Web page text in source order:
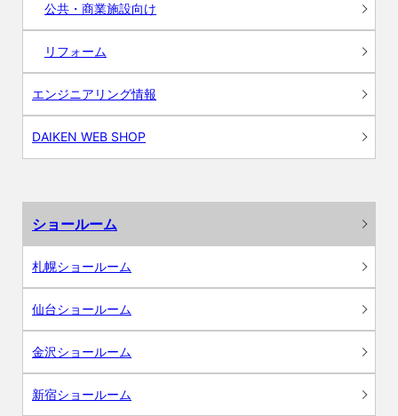
公共・商業施設向け
リフォーム
エンジニアリング情報
DAIKEN WEB SHOP
ショールーム
札幌ショールーム
仙台ショールーム
金沢ショールーム
新宿ショールーム